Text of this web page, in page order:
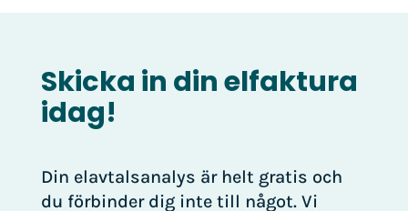
Skicka in din elfaktura
idag!
Din elavtalsanalys är helt gratis och
du förbinder dig inte till något. Vi